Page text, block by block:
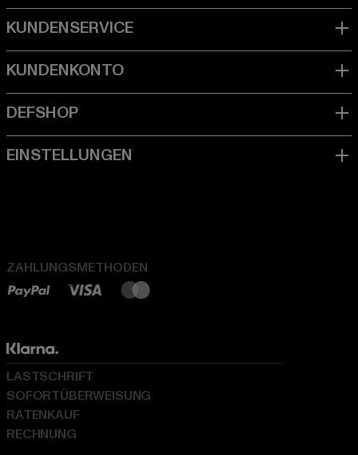
ZAHLUNGSMETHODEN
LASTSCHRIFT
SOFORTÜBERWEISUNG
RATENKAUF
RECHNUNG